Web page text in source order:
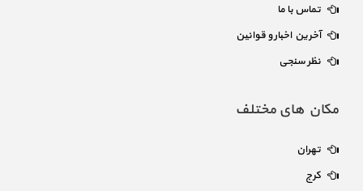
تماس با ما
آخرین اخبار و قوانین
نظر سنجی
مکان های مختلف
تهران
کرج